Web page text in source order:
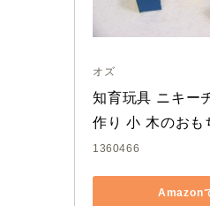
オズ
知育玩具 ニキー
作り 小 木のおも
1360466
Amazon